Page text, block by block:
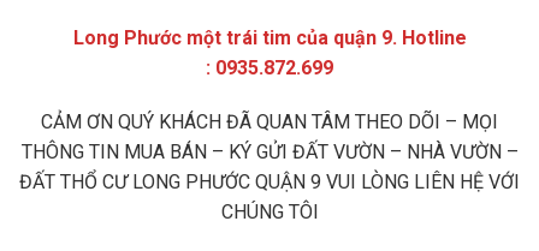
Long Phước một trái tim của quận 9. Hotline
: 0935.872.699
CẢM ƠN QUÝ KHÁCH ĐÃ QUAN TÂM THEO DÕI – MỌI
THÔNG TIN MUA BÁN – KÝ GỬI ĐẤT VƯỜN – NHÀ VƯỜN –
ĐẤT THỔ CƯ LONG PHƯỚC QUẬN 9 VUI LÒNG LIÊN HỆ VỚI
CHÚNG TÔI